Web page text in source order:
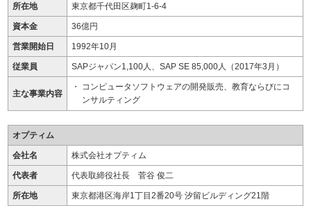
所在地 東京都千代田区麹町1-6-4
資本金 36億円
営業開始日 1992年10月
従業員 SAPジャパン1,100人、SAP SE 85,000人（2017年3月）
主な事業内容
コンピュータソフトウェアの開発販売、教育ならびにコ
ンサルティング
オプティム
会社名 株式会社オプティム
代表者 代表取締役社長 菅谷 俊二
所在地 東京都港区海岸1丁目2番20号 汐留ビルディング21階